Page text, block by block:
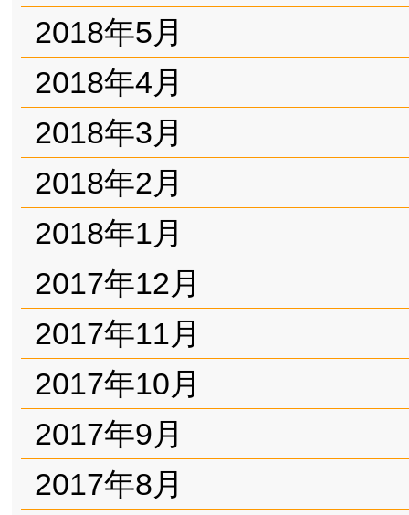
2018年5月
2018年4月
2018年3月
2018年2月
2018年1月
2017年12月
2017年11月
2017年10月
2017年9月
2017年8月